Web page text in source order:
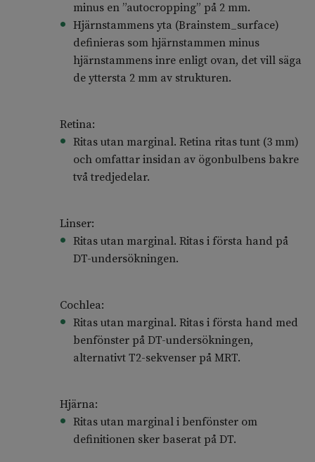
minus en ”autocropping” på 2 mm.
Hjärnstammens yta (Brainstem_surface)
definieras som hjärnstammen minus
hjärnstammens inre enligt ovan, det vill säga
de yttersta 2 mm av strukturen.
Retina:
Ritas utan marginal. Retina ritas tunt (3 mm)
och omfattar insidan av ögonbulbens bakre
två tredjedelar.
Linser:
Ritas utan marginal. Ritas i första hand på
DT-undersökningen.
Cochlea:
Ritas utan marginal. Ritas i första hand med
benfönster på DT-undersökningen,
alternativt T2-sekvenser på MRT.
Hjärna:
Ritas utan marginal i benfönster om
definitionen sker baserat på DT.